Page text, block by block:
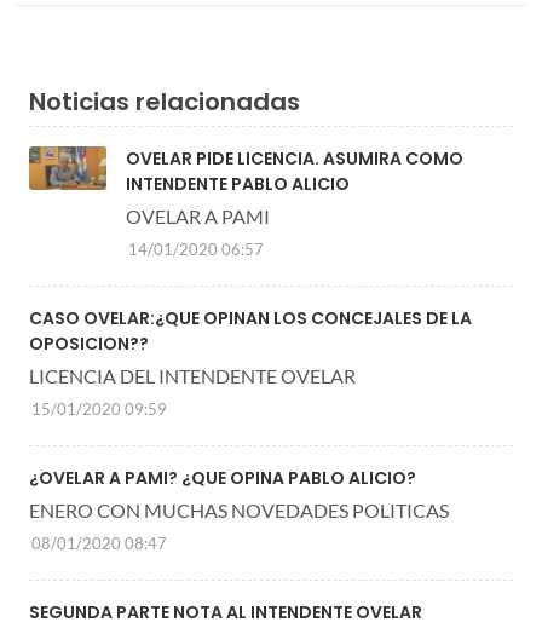
Noticias relacionadas
OVELAR PIDE LICENCIA. ASUMIRA COMO
INTENDENTE PABLO ALICIO
OVELAR A PAMI
14/01/2020 06:57
CASO OVELAR:¿QUE OPINAN LOS CONCEJALES DE LA
OPOSICION??
LICENCIA DEL INTENDENTE OVELAR
15/01/2020 09:59
¿OVELAR A PAMI? ¿QUE OPINA PABLO ALICIO?
ENERO CON MUCHAS NOVEDADES POLITICAS
08/01/2020 08:47
SEGUNDA PARTE NOTA AL INTENDENTE OVELAR